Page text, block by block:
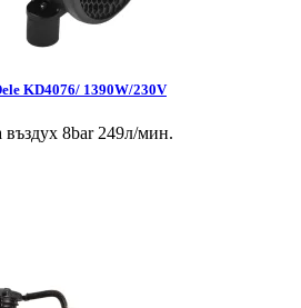
KD4076/ 1390W/230V
8bar 249л/мин.